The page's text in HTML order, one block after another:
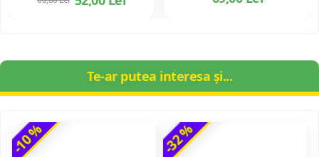
Te-ar putea interesa și...
-10 % -32 %